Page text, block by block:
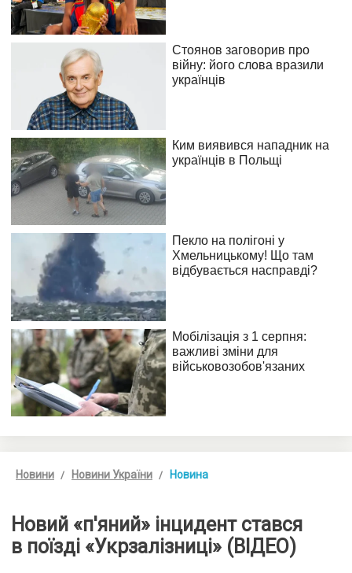
Новини Новини України Новина
Новий «п'яний» інцидент стався
в поїзді «Укрзалізниці» (ВІДЕО)